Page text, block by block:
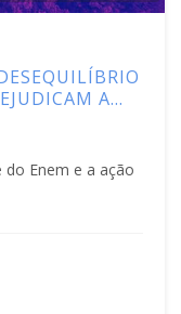
A
Enem e a ação